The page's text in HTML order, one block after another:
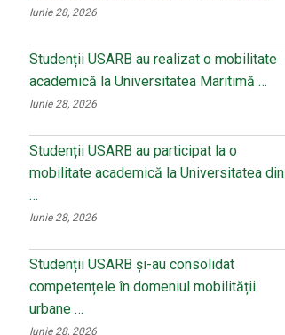
Iunie 28, 2026
Studenții USARB au realizat o mobilitate
academică la Universitatea Maritimă …
Iunie 28, 2026
Studenții USARB au participat la o
mobilitate academică la Universitatea din
…
Iunie 28, 2026
Studenții USARB și-au consolidat
competențele în domeniul mobilității
urbane …
Iunie 28, 2026